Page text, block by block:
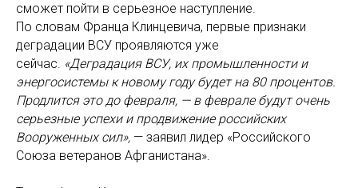
сможет пойти в серьезное наступление.
По словам Франца Клинцевича, первые признаки
деградации ВСУ проявляются уже
сейчас. «Деградация ВСУ, их промышленности и
энергосистемы к новому году будет на 80 процентов.
Продлится это до февраля, — в феврале будут очень
серьезные успехи и продвижение российских
Вооруженных сил», — заявил лидер «Российского
Союза ветеранов Афганистана».